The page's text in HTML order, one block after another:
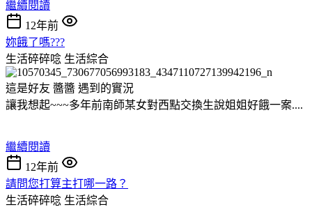
繼續閱讀
12年前
妳餓了嗎???
生活碎碎唸 生活綜合
這是好友 醬醬 遇到的實況
讓我想起~~~多年前南師某女對西點交換生說姐姐好餓一案....
繼續閱讀
12年前
請問您打算主打哪一路？
生活碎碎唸 生活綜合